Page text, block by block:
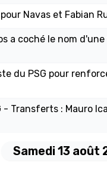
Navas et Fabian
a coché le nom
du PSG pour
Transferts : Mauro
Samedi 13 août